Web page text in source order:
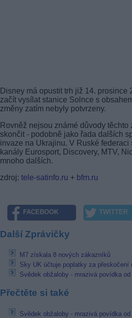
Disney má opustit trh již 14. prosince
začít vysílat stanice Solnce s
změny zatím nebyly potvrzeny.
Rovněž nejsou známé důvody
skončit - podobně jako řada dalších
invaze na Ukrajinu. V Ruské
kanály Eurosport, Discovery, MTV,
mnoho dalších.
zdroj: tele-satinfo.ru + bfm.ru
FACEBOOK TWITTER
Další Zprávičky
M7 získala 8 nových zákazníků
Sky UK účtuje poplatky za přeskočení
Svědek obžaloby - mrazivá povídka
Přečtěte si také
Svědek obžaloby - mrazivá povídka